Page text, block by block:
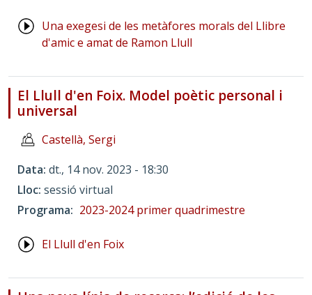
Una exegesi de les metàfores morals del Llibre
d'amic e amat de Ramon Llull
El Llull d'en Foix. Model poètic personal i
universal
Castellà, Sergi
Data dt., 14 nov. 2023 - 18:30
Lloc sessió virtual
Programa
2023-2024 primer quadrimestre
El Llull d'en Foix